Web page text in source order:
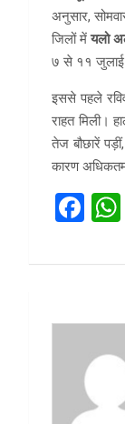
अनुसार,
जिलों मेंयलो
७ से ११ जुलाई
इससे पहले
राहत मिली।
तेज बौछारें
कारण अधिकतम
F
ce
o
o
k
p